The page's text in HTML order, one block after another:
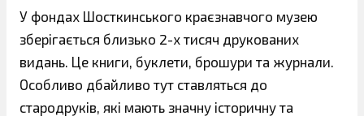
У фондах Шосткинського краєзнавчого музею
зберігається близько 2-х тисяч друкованих
видань. Це книги, буклети, брошури та журнали.
Особливо дбайливо тут ставляться до
стародруків, які мають значну історичну та